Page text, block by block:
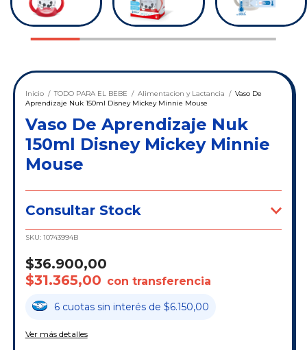
Inicio / TODO PARA EL BEBE / Alimentacion y Lactancia / Vaso De
Aprendizaje Nuk 150ml Disney Mickey Minnie Mouse
Vaso De Aprendizaje Nuk
150ml Disney Mickey Minnie
Mouse
Consultar Stock
SKU: 10743994B
$36.900,00
$31.365,00 con transferencia
6 cuotas sin interés de $6.150,00
Ver más detalles